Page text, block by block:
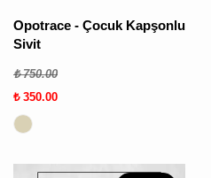
Opotrace - Çocuk Kapşonlu
Sivit
₺ 750.00
₺ 350.00